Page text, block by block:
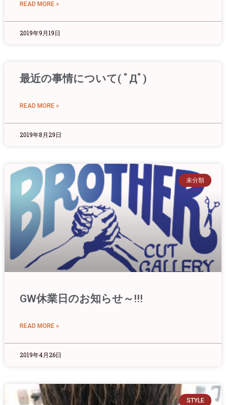
READ MORE »
2019年9月19日
最近の事情について( ﾟДﾟ)
READ MORE »
2019年8月29日
未分類
GW休業日のお知らせ～!!!
READ MORE »
2019年4月26日
STYLE